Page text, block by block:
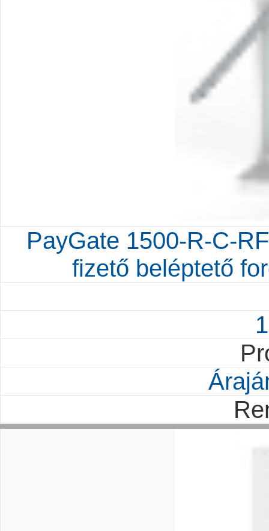
PayGate 1500-R-C-
fizető beléptető